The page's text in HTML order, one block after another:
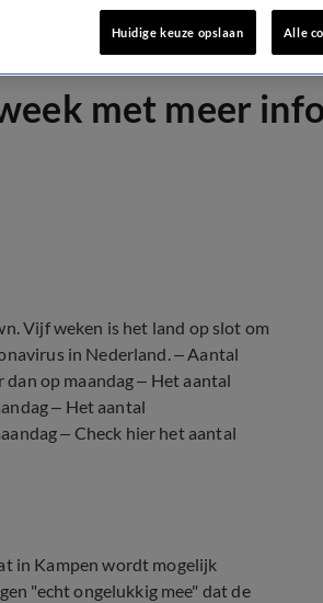
met meer
Vijf weken is het land op slot om
in Nederland. – Aantal
dan op maandag – Het aantal
– Het aantal
– Check hier het aantal
in Kampen wordt mogelijk
"echt ongelukkig mee" dat de
Huidige keuze opslaan Alle